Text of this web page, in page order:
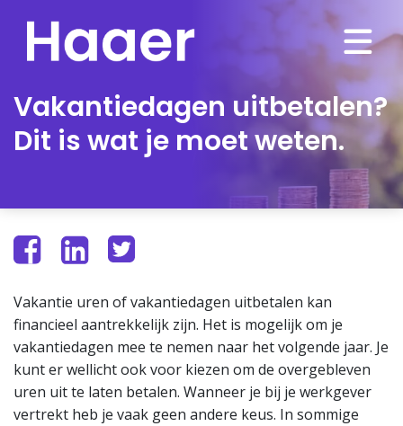
Vakantiedagen uitbetalen?
Dit is wat je moet weten.
Vakantie uren of vakantiedagen uitbetalen kan
financieel aantrekkelijk zijn. Het is mogelijk om je
vakantiedagen mee te nemen naar het volgende jaar. Je
kunt er wellicht ook voor kiezen om de overgebleven
uren uit te laten betalen. Wanneer je bij je werkgever
vertrekt heb je vaak geen andere keus. In sommige